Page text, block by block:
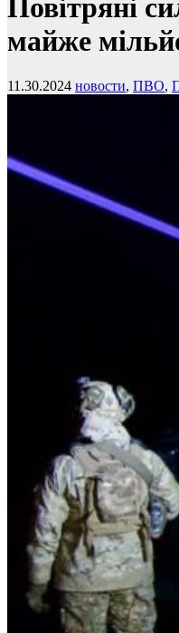
Повітряні
майже
11.30.2024 новости, ПВО,